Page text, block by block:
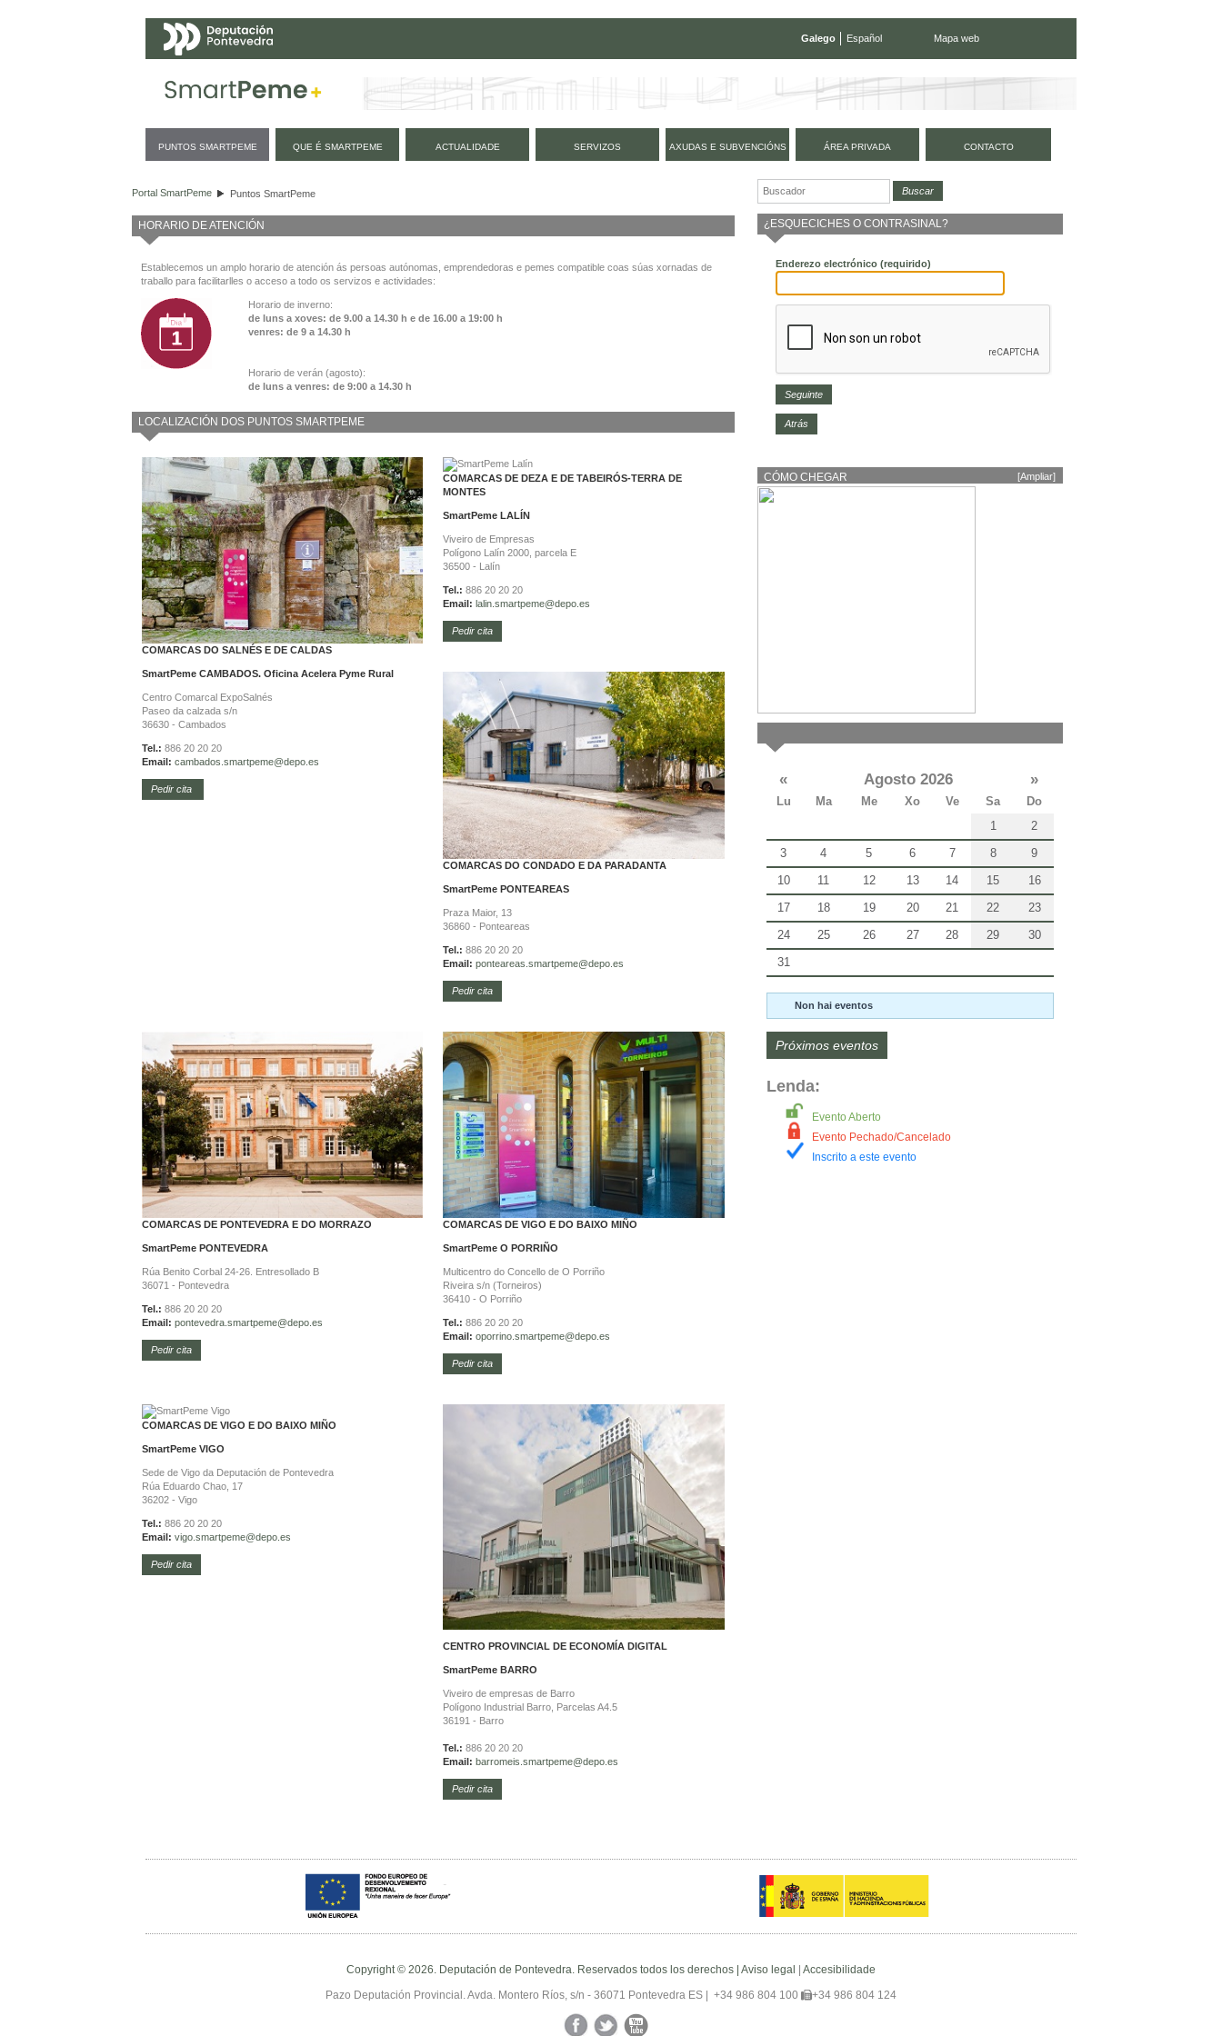
Galego Español Mapa web
PUNTOS SMARTPEME QUE É SMARTPEME ACTUALIDADE SERVIZOS AXUDAS E SUBVENCIÓNS ÁREA PRIVADA CONTACTO
Portal SmartPeme Puntos SmartPeme
HORARIO DE ATENCIÓN
Establecemos un amplo horario de atención ás persoas autónomas, emprendedoras e pemes compatible coas súas xornadas de
traballo para facilitarlles o acceso a todo os servizos e actividades:
Horario de inverno:
de luns a xoves: de 9.00 a 14.30 h e de 16.00 a 19:00 h
venres: de 9 a 14.30 h
Horario de verán (agosto):
de luns a venres: de 9:00 a 14.30 h
LOCALIZACIÓN DOS PUNTOS SMARTPEME
COMARCAS DO SALNÉS E DE CALDAS
SmartPeme CAMBADOS. Oficina Acelera Pyme Rural
Centro Comarcal ExpoSalnés
Paseo da calzada s/n
36630 - Cambados
Tel.: 886 20 20 20
Email: cambados.smartpeme@depo.es
Pedir cita
COMARCAS DE DEZA E DE TABEIRÓS-TERRA DE
MONTES
SmartPeme LALÍN
Viveiro de Empresas
Polígono Lalín 2000, parcela E
36500 - Lalín
Tel.: 886 20 20 20
Email: lalin.smartpeme@depo.es
Pedir cita
COMARCAS DO CONDADO E DA PARADANTA
SmartPemePONTEAREAS
Praza Maior, 13
36860 - Ponteareas
Tel.: 886 20 20 20
Email: ponteareas.smartpeme@depo.es
Pedir cita
COMARCAS DE PONTEVEDRA E DO MORRAZO
SmartPeme PONTEVEDRA
Rúa Benito Corbal 24-26. Entresollado B
36071 - Pontevedra
Tel.: 886 20 20 20
Email: pontevedra. smartpeme@depo.es
Pedir cita
COMARCAS DE VIGO E DO BAIXO MIÑO
SmartPemeO PORRIÑO
Multicentro do Concello de O Porriño
Riveira s/n (Torneiros)
36410 - O Porriño
Tel.: 886 20 20 20
Email: oporrino.smartpeme@depo.es
Pedir cita
COMARCAS DE VIGO E DO BAIXO MIÑO
SmartPeme VIGO
Sede de Vigo da Deputación de Pontevedra
Rúa Eduardo Chao, 17
36202 - Vigo
Tel.: 886 20 20 20
Email: vigo. smartpeme@depo.es
Pedir cita
CENTRO PROVINCIAL DE ECONOMÍA DIGITAL
SmartPeme BARRO
Viveiro de empresas de Barro
Polígono Industrial Barro, Parcelas A4.5
36191 - Barro
Tel.: 886 20 20 20
Email: barromeis.smartpeme@depo.es
Pedir cita
¿ESQUECICHES O CONTRASINAL?
Enderezo electrónico (requirido)
Atrás
[Ampliar]
CÓMO CHEGAR
« Agosto 2026 »
Lu Ma Me Xo Ve Sa
Do
1
2
3
4 5 6 7 8
9
10
11 12 13 14 15
16
17
18 19 20 21 22
23
24
25 26 27 28 29
30
31
Non hai eventos
Próximos eventos
Lenda:
Evento Aberto
Evento Pechado/Cancelado
Inscrito a este evento
Copyright © 2026. Deputación de Pontevedra. Reservados todos los derechos | Aviso legal | Accesibilidade
Pazo Deputación Provincial. Avda. Montero Ríos, s/n - 36071 Pontevedra ES | +34 986 804 100
+34 986 804 124
FacebookTwitterYouTube